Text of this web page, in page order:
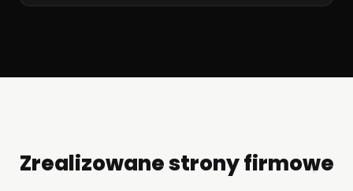
+
Zrealizowane strony firmowe